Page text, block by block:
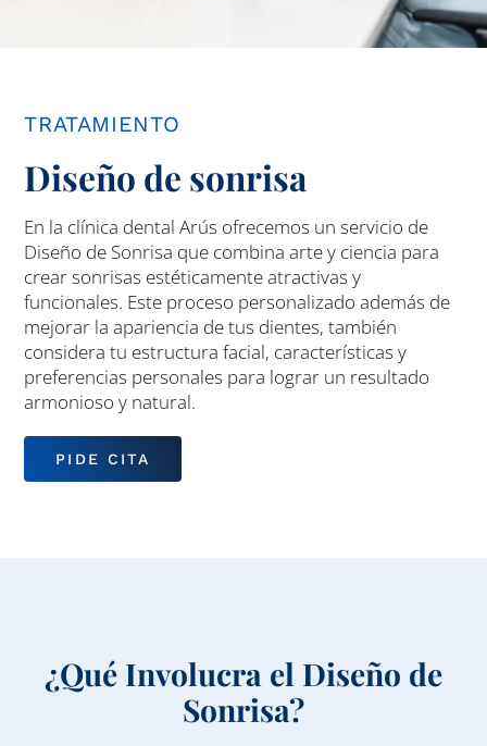
TRATAMIENTO
Diseño de sonrisa
En la clínica dental Arús ofrecemos un servicio de
Diseño de Sonrisa que combina arte y ciencia para
crear sonrisas estéticamente atractivas y
funcionales. Este proceso personalizado además de
mejorar la apariencia de tus dientes, también
considera tu estructura facial, características y
preferencias personales para lograr un resultado
armonioso y natural.
PIDE CITA
¿Qué Involucra el Diseño de
Sonrisa?